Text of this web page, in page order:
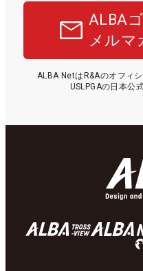
ALBA
メルマ
ALBA NetはR&Aのオフィ
USLPGAの日本公